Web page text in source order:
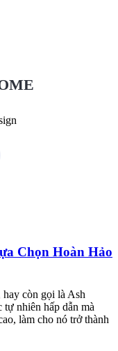
Chọn Hoàn Hảo
còn gọi là Ash
nhiên hấp dẫn mà
làm cho nó trở thành